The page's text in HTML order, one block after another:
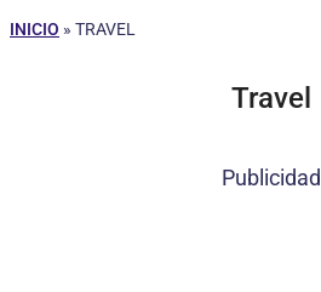
INICIO » TRAVEL
Travel
Publicidad